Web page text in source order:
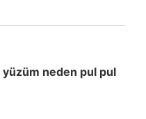
neden pul pul